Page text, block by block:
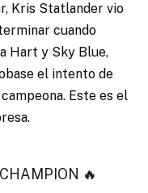
Kris Statlander vio
cuando
Hart y Sky Blue,
el intento de
Este es el
🔥